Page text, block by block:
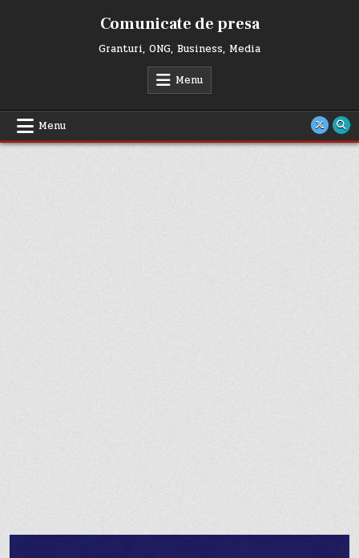
Comunicate de presa
Granturi, ONG, Business, Media
Menu
Menu